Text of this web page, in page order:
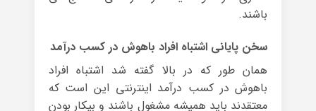
باشند.
سخن پایانی اشتباه افراد باهوش در کسب درآمد
همان طور که در بالا گفته شد اشتباه افراد
باهوش در کسب درآمد اینترنتی این است که
معتقدند باید همیشه مشغول باشند و بیکار بودن